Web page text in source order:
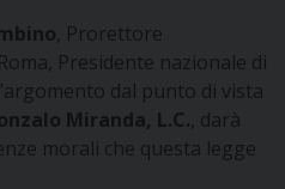
, Prorettore
Presidente nazionale di
dal punto di vista
Miranda, L.C. , darà
morali che questa legge